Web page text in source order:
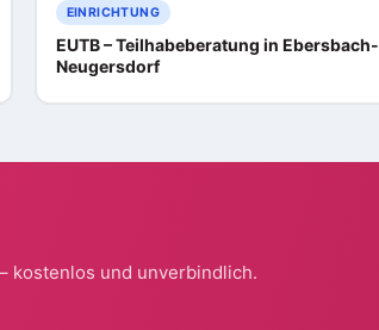
EINRICHTUNG
EUTB – Teilhabeberatung in Ebersbach-
Neugersdorf
kostenlos und unverbindlich.